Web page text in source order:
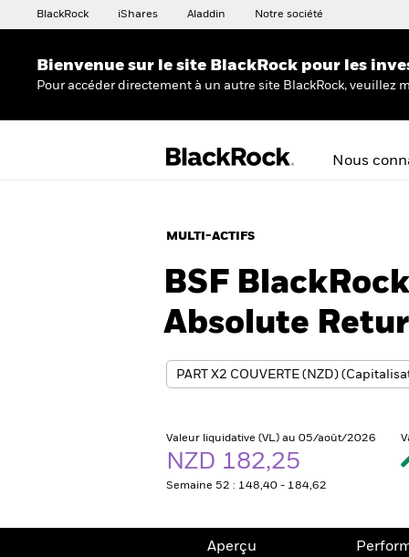
BlackRock iShares Aladdin Notre société
Bienvenue sur le site BlackRock pour les
Pour accéder directement à un autre site BlackRock, veuillez
Nous
MULTI-ACTIFS
BSF
Absolute
Valeur liquidative (VL) au 05/août/2026
NZD 182,25
Semaine 52 : 148,40 - 184,62
Aperçu